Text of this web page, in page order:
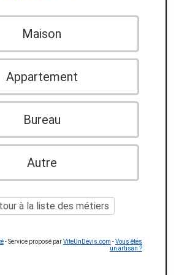
Maison
Appartement
Bureau
Autre
à la liste des métiers
- Service proposé parViteUnDevis.com -Vous êtes
un artisan ?